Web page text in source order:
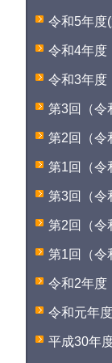
令和5年度
令和4年度
令和3年度
第3回（令
第2回（令
第1回（令
第3回（令
第2回（令
第1回（令
令和2年度
令和元年
平成30年